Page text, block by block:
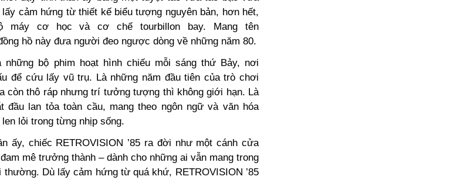
cảm hứng từ thiết kế biểu tượng nguyên bản, hơn hết,
máy cơ học và cơ chế tourbillon bay. Mang tên
hồ này đưa người đeo ngược dòng về những năm 80.
bộ phim hoạt hình chiếu mỗi sáng thứ Bảy, nơi
để cứu lấy vũ trụ. Là những năm đầu tiên của trò chơi
còn thô ráp nhưng trí tưởng tượng thì không giới hạn. Là
lan tỏa toàn cầu, mang theo ngôn ngữ và văn hóa
lỏi trong từng nhịp sống.
ấy, chiếc RETROVISION ’85 ra đời như một cánh cửa
mê trưởng thành – dành cho những ai vẫn mang trong
Dù lấy cảm hứng từ quá khứ, RETROVISION ’85